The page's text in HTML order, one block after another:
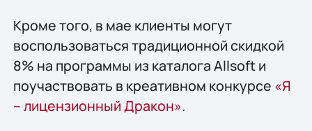
Кроме того, в мае клиенты могут
воспользоваться традиционной скидкой
8% на программы из каталога Allsoft и
поучаствовать в креативном конкурсе «Я
– лицензионный Дракон».